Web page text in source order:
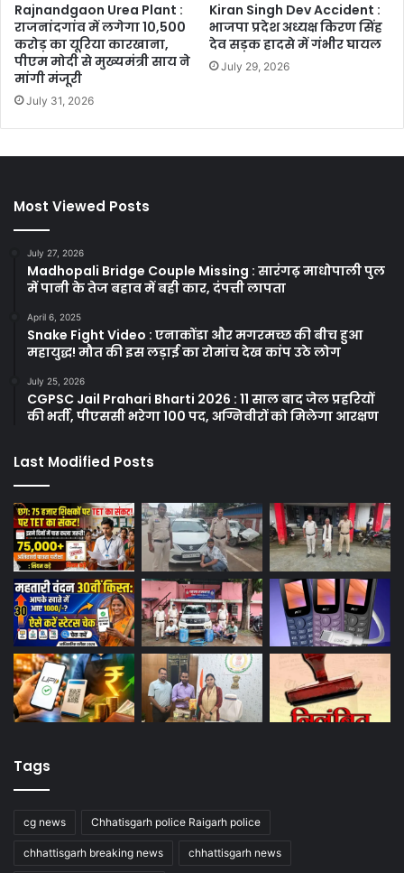
Rajnandgaon Urea Plant :
राजनांदगांव में लगेगा 10,500
करोड़ का यूरिया कारखाना,
पीएम मोदी से मुख्यमंत्री साय ने
मांगी मंजूरी
July 31, 2026
Kiran Singh Dev Accident :
भाजपा प्रदेश अध्यक्ष किरण सिंह
देव सड़क हादसे में गंभीर घायल
July 29, 2026
Most Viewed Posts
July 27, 2026
Madhopali Bridge Couple Missing : सारंगढ़ माधोपाली पुल
में पानी के तेज बहाव में बही कार, दंपत्ती लापता
April 6, 2025
Snake Fight Video : एनाकोंडा और मगरमच्छ की बीच हुआ
महायुद्ध! मौत की इस लड़ाई का रोमांच देख कांप उठे लोग
July 25, 2026
CGPSC Jail Prahari Bharti 2026 : 11 साल बाद जेल प्रहरियों
की भर्ती, पीएससी भरेगा 100 पद, अग्निवीरों को मिलेगा आरक्षण
Last Modified Posts
Tags
cg news Chhatisgarh police Raigarh police
chhattisgarh breaking news chhattisgarh news